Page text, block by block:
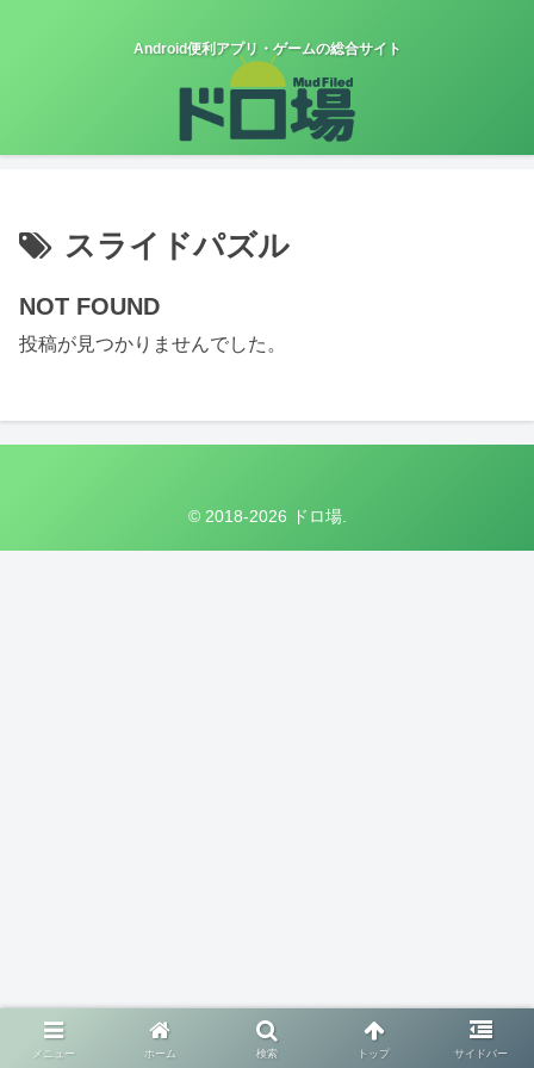
Android便利アプリ・ゲームの総合サイト
スライドパズル
NOT FOUND
投稿が見つかりませんでした。
© 2018-2026 ドロ場.
メニュー ホーム 検索 トップ サイドバー